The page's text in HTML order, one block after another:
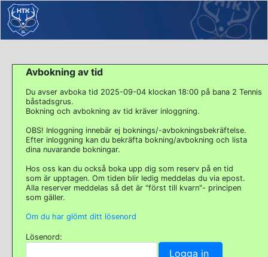
Avbokning av tid
Du avser avboka tid 2025-09-04 klockan 18:00 på bana 2 Tennis
båstadsgrus.
Bokning och avbokning av tid kräver inloggning.
OBS! Inloggning innebär ej boknings/-avbokningsbekräftelse.
Efter inloggning kan du bekräfta bokning/avbokning och lista
dina nuvarande bokningar.
Hos oss kan du också boka upp dig som reserv på en tid
som är upptagen. Om tiden blir ledig meddelas du via epost.
Alla reserver meddelas så det är "först till kvarn"- principen
som gäller.
Om du har glömt ditt lösenord
Lösenord: